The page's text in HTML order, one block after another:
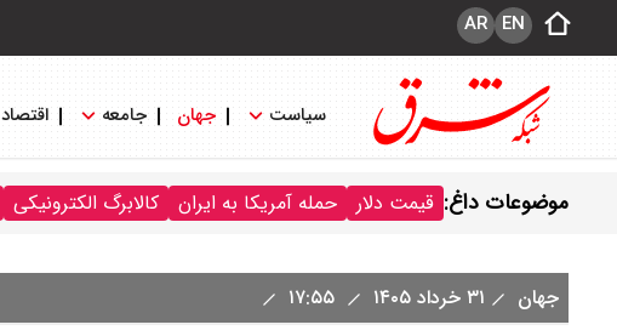
EN
AR
سیاست جهان جامعه اقتصاد
موضوعات داغ: قیمت دلار حمله آمریکا به ایران کالابرگ الکترونیکی
جهان ۳۱ خرداد ۱۴۰۵